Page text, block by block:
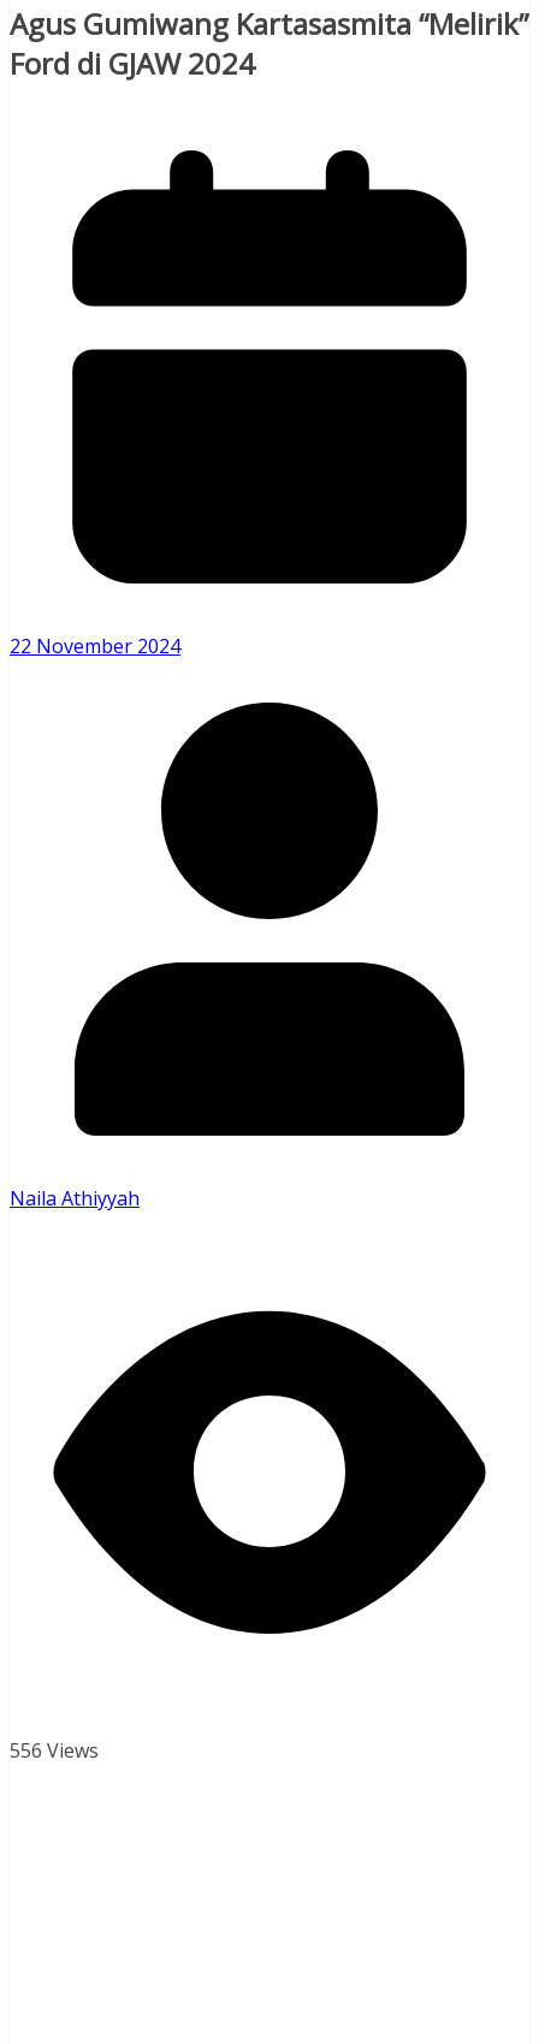
Agus Gumiwang Kartasasmita “Melirik”
Ford di GJAW 2024
22 November 2024
Naila Athiyyah
556 Views